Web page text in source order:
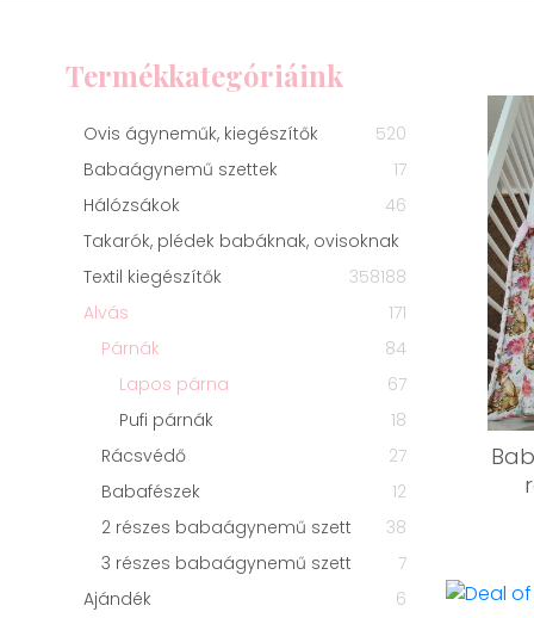
Termékkategóriáink
Ovis ágyneműk, kiegészítők
520
Babaágynemű szettek
17
Hálózsákok
46
Takarók, plédek babáknak, ovisoknak
188
Textil kiegészítők
358
Alvás
171
Párnák
84
Lapos párna
67
Pufi párnák
18
Rácsvédő
27
Babafészek
12
2 részes babaágynemű szett
38
3 részes babaágynemű szett
7
Ajándék
6